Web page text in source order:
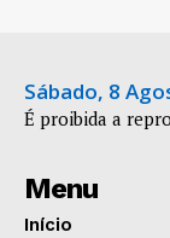
Sábado, 8
É proibida a
Menu
Início